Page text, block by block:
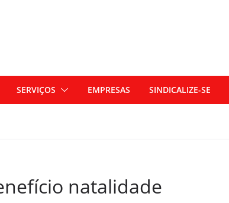
SERVIÇOS EMPRESAS SINDICALIZE-SE
natalidade